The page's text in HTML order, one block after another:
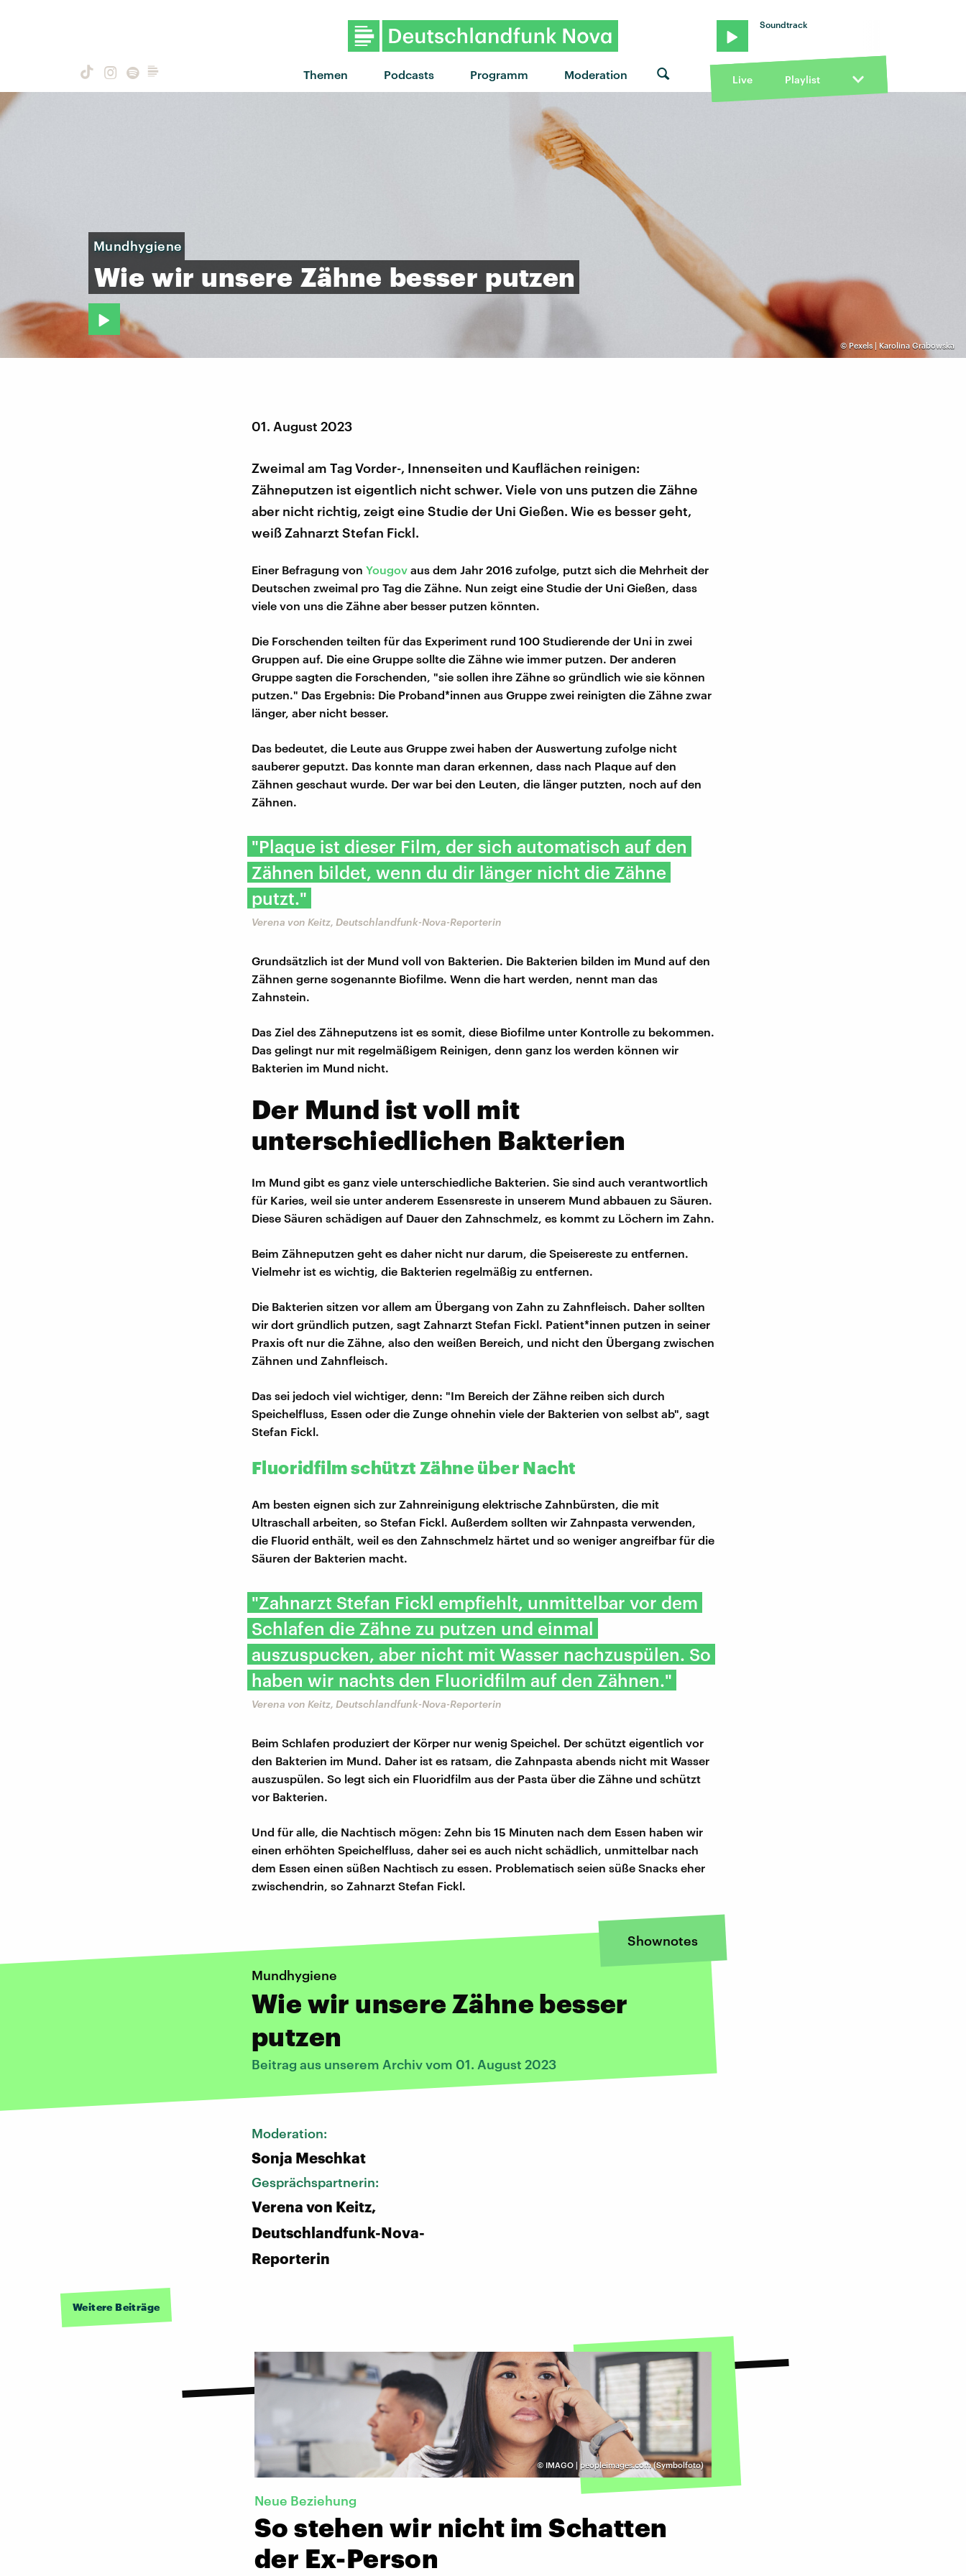
Themen Podcasts Programm Moderation
Soundtrack
Live Playlist
© Pexels | Karolina Grabowska
Mundhygiene
Wie wir unsere Zähne besser putzen
01. August 2023
Zweimal am Tag Vorder-, Innenseiten und Kauflächen reinigen:
Zähneputzen ist eigentlich nicht schwer. Viele von uns putzen die Zähne
aber nicht richtig, zeigt eine Studie der Uni Gießen. Wie es besser geht,
weiß Zahnarzt Stefan Fickl.
Einer Befragung von Yougov aus dem Jahr 2016 zufolge, putzt sich die Mehrheit der
Deutschen zweimal pro Tag die Zähne. Nun zeigt eine Studie der Uni Gießen, dass
viele von uns die Zähne aber besser putzen könnten.
Die Forschenden teilten für das Experiment rund 100 Studierende der Uni in zwei
Gruppen auf. Die eine Gruppe sollte die Zähne wie immer putzen. Der anderen
Gruppe sagten die Forschenden, "sie sollen ihre Zähne so gründlich wie sie können
putzen." Das Ergebnis: Die Proband*innen aus Gruppe zwei reinigten die Zähne zwar
länger, aber nicht besser.
Das bedeutet, die Leute aus Gruppe zwei haben der Auswertung zufolge nicht
sauberer geputzt. Das konnte man daran erkennen, dass nach Plaque auf den
Zähnen geschaut wurde. Der war bei den Leuten, die länger putzten, noch auf den
Zähnen.
"Plaque ist dieser Film, der sich automatisch auf den
Zähnen bildet, wenn du dir länger nicht die Zähne
putzt."
Verena von Keitz, Deutschlandfunk-Nova-Reporterin
Grundsätzlich ist der Mund voll von Bakterien. Die Bakterien bilden im Mund auf den
Zähnen gerne sogenannte Biofilme. Wenn die hart werden, nennt man das
Zahnstein.
Das Ziel des Zähneputzens ist es somit, diese Biofilme unter Kontrolle zu bekommen.
Das gelingt nur mit regelmäßigem Reinigen, denn ganz los werden können wir
Bakterien im Mund nicht.
Der Mund ist voll mit
unterschiedlichen Bakterien
Im Mund gibt es ganz viele unterschiedliche Bakterien. Sie sind auch verantwortlich
für Karies, weil sie unter anderem Essensreste in unserem Mund abbauen zu Säuren.
Diese Säuren schädigen auf Dauer den Zahnschmelz, es kommt zu Löchern im Zahn.
Beim Zähneputzen geht es daher nicht nur darum, die Speisereste zu entfernen.
Vielmehr ist es wichtig, die Bakterien regelmäßig zu entfernen.
Die Bakterien sitzen vor allem am Übergang von Zahn zu Zahnfleisch. Daher sollten
wir dort gründlich putzen, sagt Zahnarzt Stefan Fickl. Patient*innen putzen in seiner
Praxis oft nur die Zähne, also den weißen Bereich, und nicht den Übergang zwischen
Zähnen und Zahnfleisch.
Das sei jedoch viel wichtiger, denn: "Im Bereich der Zähne reiben sich durch
Speichelfluss, Essen oder die Zunge ohnehin viele der Bakterien von selbst ab", sagt
Stefan Fickl.
Fluoridfilm schützt Zähne über Nacht
Am besten eignen sich zur Zahnreinigung elektrische Zahnbürsten, die mit
Ultraschall arbeiten, so Stefan Fickl. Außerdem sollten wir Zahnpasta verwenden,
die Fluorid enthält, weil es den Zahnschmelz härtet und so weniger angreifbar für die
Säuren der Bakterien macht.
"Zahnarzt Stefan Fickl empfiehlt, unmittelbar vor dem
Schlafen die Zähne zu putzen und einmal
auszuspucken, aber nicht mit Wasser nachzuspülen. So
haben wir nachts den Fluoridfilm auf den Zähnen."
Verena von Keitz, Deutschlandfunk-Nova-Reporterin
Beim Schlafen produziert der Körper nur wenig Speichel. Der schützt eigentlich vor
den Bakterien im Mund. Daher ist es ratsam, die Zahnpasta abends nicht mit Wasser
auszuspülen. So legt sich ein Fluoridfilm aus der Pasta über die Zähne und schützt
vor Bakterien.
Und für alle, die Nachtisch mögen: Zehn bis 15 Minuten nach dem Essen haben wir
einen erhöhten Speichelfluss, daher sei es auch nicht schädlich, unmittelbar nach
dem Essen einen süßen Nachtisch zu essen. Problematisch seien süße Snacks eher
zwischendrin, so Zahnarzt Stefan Fickl.
Shownotes
Mundhygiene
Wie wir unsere Zähne besser
putzen
Beitrag aus unserem Archiv vom 01. August 2023
Moderation:
Sonja Meschkat
Gesprächspartnerin:
Verena von Keitz,
Deutschlandfunk-Nova-
Reporterin
Weitere Beiträge
© IMAGO | peopleimages.com (Symbolfoto)
Neue Beziehung
So stehen wir nicht im Schatten
der Ex-Person